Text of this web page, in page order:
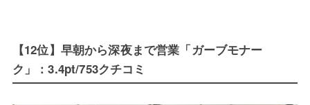
【12位】早朝から深夜まで営業「ガーブモナー
ク」：3.4pt/753クチコミ